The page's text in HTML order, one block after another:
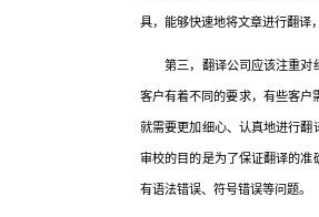
具，能够快速地将文章进行翻译
第三，翻译公司应该注重对细
客户有着不同的要求，有些客户
就需要更加细心、认真地进行翻
审校的目的是为了保证翻译的
有语法错误、符号错误等问题。